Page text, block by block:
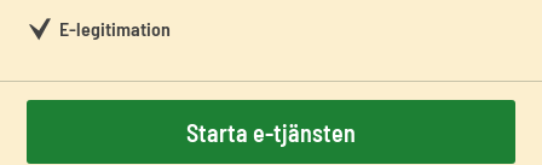
E-legitimation
Starta e-tjänsten